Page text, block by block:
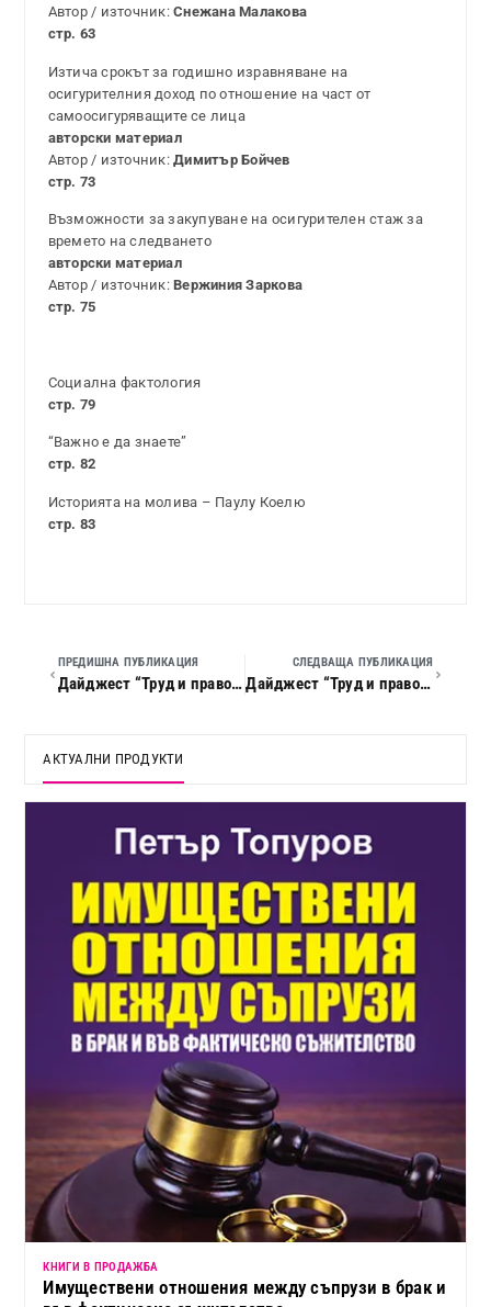
Автор / източник:Снежана Малакова
стр. 63
Изтича срокът за годишно изравняване на
осигурителния доход по отношение на част от
самоосигуряващите се лица
авторски материал
Автор / източник:Димитър Бойчев
стр. 73
Възможности за закупуване на осигурителен стаж за
времето на следването
авторски материал
Автор / източник:Вержиния Заркова
стр. 75
Социална фактология
стр. 79
“Важно е да знаете”
стр. 82
Историята на молива – Паулу Коелю
стр. 83
ПРЕДИШНА ПУБЛИКАЦИЯ
Дайджест “Труд и право”, 2021 г., кн. 05
СЛЕДВАЩА ПУБЛИКАЦИЯ
Дайджест “Труд и право”, 2021 г., кн. 07
АКТУАЛНИ ПРОДУКТИ
КНИГИ В ПРОДАЖБА
Имуществени отношения между съпрузи в брак и